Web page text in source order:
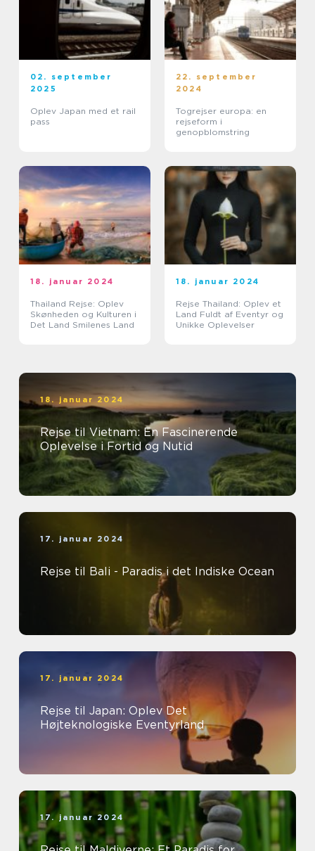
02. september
2025
Oplev Japan med et rail
pass
22. september
2024
Togrejser europa: en
rejseform i
genopblomstring
18. januar 2024
Thailand Rejse: Oplev
Skønheden og Kulturen i
Det Land Smilenes Land
18. januar 2024
Rejse Thailand: Oplev et
Land Fuldt af Eventyr og
Unikke Oplevelser
18. januar 2024
Rejse til Vietnam: En Fascinerende
Oplevelse i Fortid og Nutid
17. januar 2024
Rejse til Bali - Paradis i det Indiske Ocean
17. januar 2024
Rejse til Japan: Oplev Det
Højteknologiske Eventyrland
17. januar 2024